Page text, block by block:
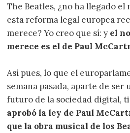
The Beatles, ¿no ha llegado el
esta reforma legal europea
merece? Yo creo que sí: y el
merece es el de Paul
Así pues, lo que el
semana pasada, aparte de ser
futuro de la sociedad digital,
aprobó la ley de Paul
que la obra musical de los